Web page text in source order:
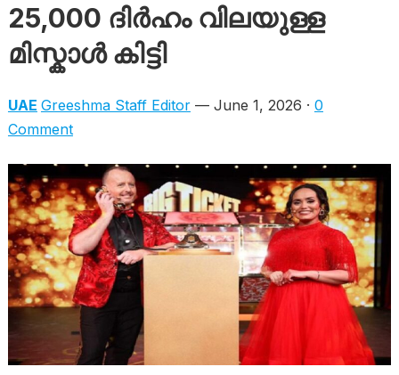
25,000 ദിർഹം വിലയുള്ള
മിസ്കാൾ കിട്ടി
UAE Greeshma Staff Editor— June 1, 2026 · 0
Comment